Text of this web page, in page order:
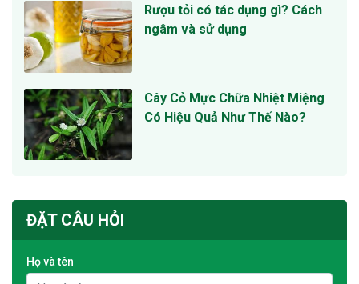
Rượu tỏi có tác dụng gì? Cách
ngâm và sử dụng
Cây Cỏ Mực Chữa Nhiệt Miệng
Có Hiệu Quả Như Thế Nào?
ĐẶT CÂU HỎI
Họ và tên